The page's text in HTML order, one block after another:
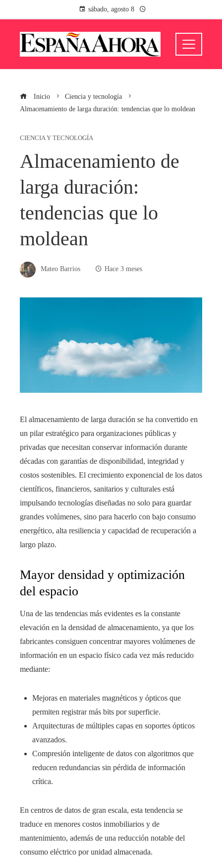
sábado, agosto 8
Inicio
Ciencia y tecnología
Almacenamiento de larga duración: tendencias que lo moldean
CIENCIA Y TECNOLOGÍA
Almacenamiento de
larga duración:
tendencias que lo
moldean
Mateo Barrios Hace 3 meses
El almacenamiento de larga duración se ha convertido en
un pilar estratégico para organizaciones públicas y
privadas que necesitan conservar información durante
décadas con garantías de disponibilidad, integridad y
costos sostenibles. El crecimiento exponencial de los datos
científicos, financieros, sanitarios y culturales está
impulsando tecnologías diseñadas no solo para guardar
grandes volúmenes, sino para hacerlo con bajo consumo
energético, alta resiliencia y capacidad de recuperación a
largo plazo.
Mayor densidad y optimización
del espacio
Una de las tendencias más evidentes es la constante
elevación en la densidad de almacenamiento, ya que los
fabricantes consiguen concentrar mayores volúmenes de
información en un espacio físico cada vez más reducido
mediante:
Mejoras en materiales magnéticos y ópticos que
permiten registrar más bits por superficie.
Arquitecturas de múltiples capas en soportes ópticos
avanzados.
Compresión inteligente de datos con algoritmos que
reducen redundancias sin pérdida de información
crítica.
En centros de datos de gran escala, esta tendencia se
traduce en menores costos inmobiliarios y de
mantenimiento, además de una reducción notable del
consumo eléctrico por unidad almacenada.